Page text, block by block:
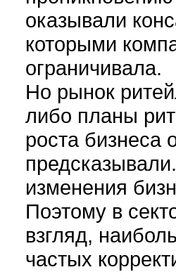
оказывали
которыми
ограничивала.
Но рынок
либо планы
роста бизнеса
изменения
Поэтому в
взгляд,
частых